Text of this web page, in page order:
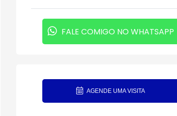
FALE COMIGO NO WHATSAPP
AGENDE UMA VISITA